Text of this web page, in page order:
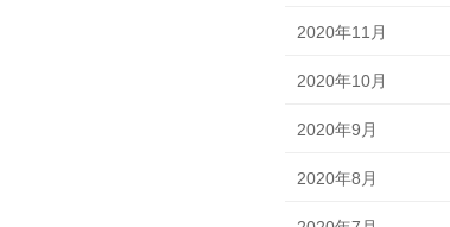
2020年11月
2020年10月
2020年9月
2020年8月